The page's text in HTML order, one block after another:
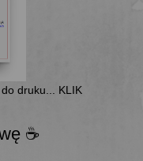
druku... KLIK
☕